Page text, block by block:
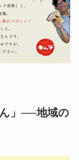
」──地域の